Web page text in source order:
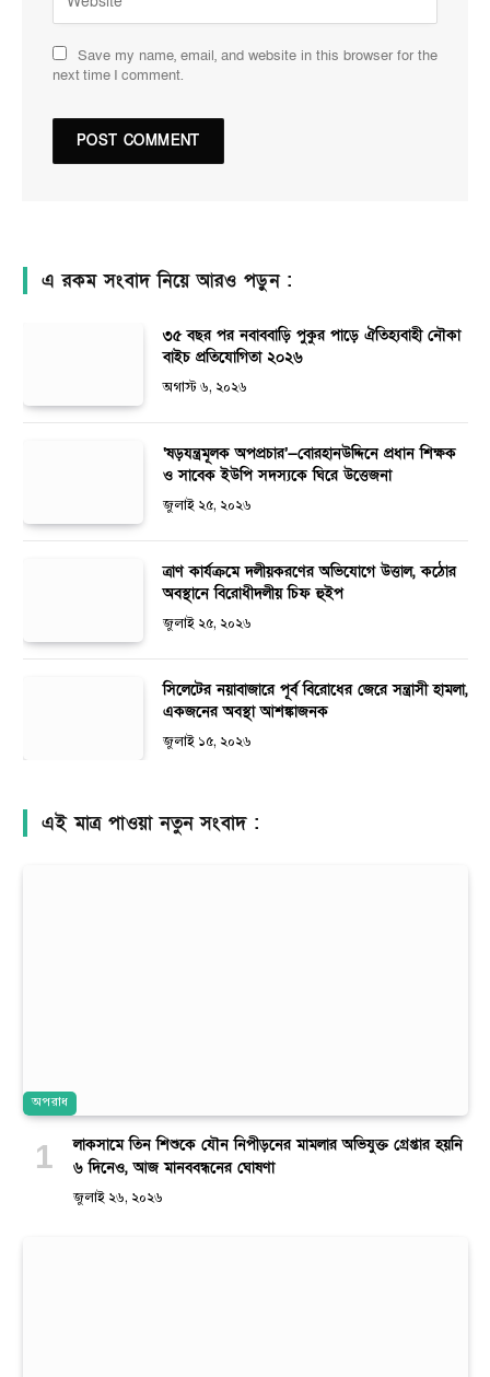
Save my name, email, and website in this browser for the
next time I comment.
এ রকম সংবাদ নিয়ে আরও পড়ুন :
৩৫ বছর পর নবাববাড়ি পুকুর পাড়ে ঐতিহ্যবাহী নৌকা
বাইচ প্রতিযোগিতা ২০২৬
অগাস্ট ৬, ২০২৬
‘ষড়যন্ত্রমূলক অপপ্রচার’—বোরহানউদ্দিনে প্রধান শিক্ষক
ও সাবেক ইউপি সদস্যকে ঘিরে উত্তেজনা
জুলাই ২৫, ২০২৬
ত্রাণ কার্যক্রমে দলীয়করণের অভিযোগে উত্তাল, কঠোর
অবস্থানে বিরোধীদলীয় চিফ হুইপ
জুলাই ২৫, ২০২৬
সিলেটের নয়াবাজারে পূর্ব বিরোধের জেরে সন্ত্রাসী হামলা,
একজনের অবস্থা আশঙ্কাজনক
জুলাই ১৫, ২০২৬
এই মাত্র পাওয়া নতুন সংবাদ :
অপরাধ
লাকসামে তিন শিশুকে যৌন নিপীড়নের মামলার অভিযুক্ত গ্রেপ্তার হয়নি
৬ দিনেও, আজ মানববন্ধনের ঘোষণা
জুলাই ২৬, ২০২৬